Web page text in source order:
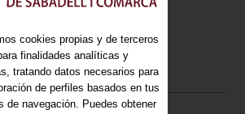
cookies propias y de terceros
finalidades analíticas y
tratando datos necesarios para
de perfiles basados en tus
de navegación. Puedes obtener